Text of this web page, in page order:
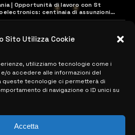
Sito Utilizza Cookie
utilizziamo tecnologie come i
o accedere alle informazioni del
queste tecnologie ci permetterà di
di navigazione o ID unici su
Accetta
| Opportunità di lavoro con St
centinaia di assunzioni